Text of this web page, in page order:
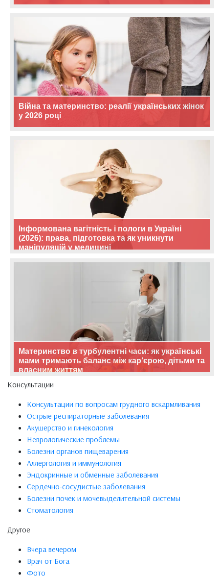
Війна та материнство: реалії українських жінок
у 2026 році
Інформована вагітність і пологи в Україні
(2026): права, підготовка та як уникнути
маніпуляцій у медицині
Материнство в турбулентні часи: як українські
мами тримають баланс між кар’єрою, дітьми та
власним життям
Консультации
Консультации по вопросам грудного вскармливания
Острые респираторные заболевания
Акушерство и гинекология
Неврологические проблемы
Болезни органов пищеварения
Аллергология и иммунология
Эндокринные и обменные заболевания
Сердечно-сосудистые заболевания
Болезни почек и мочевыделительной системы
Стоматология
Другое
Вчера вечером
Врач от Бога
Фото